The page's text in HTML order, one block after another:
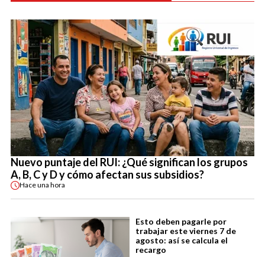
Nuevo puntaje del RUI: ¿Qué significan los grupos
A, B, C y D y cómo afectan sus subsidios?
Haceuna hora
Esto deben pagarle por
trabajar este viernes 7 de
agosto: así se calcula el
recargo